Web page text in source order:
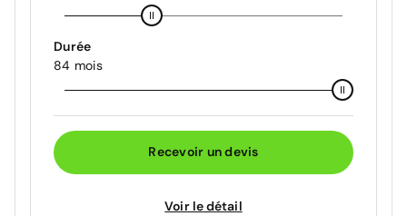
Durée
84 mois
Recevoir un devis
Voir le détail